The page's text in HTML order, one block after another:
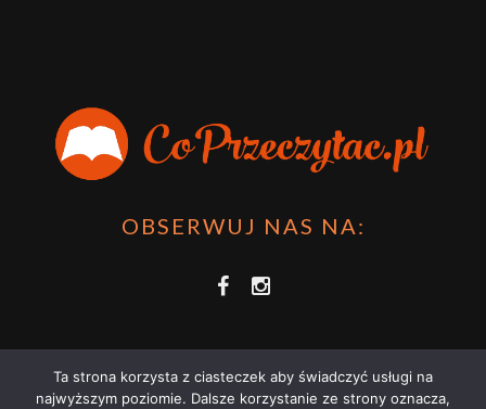
OBSERWUJ NAS NA:
Ta strona korzysta z ciasteczek aby świadczyć usługi na
najwyższym poziomie. Dalsze korzystanie ze strony oznacza,